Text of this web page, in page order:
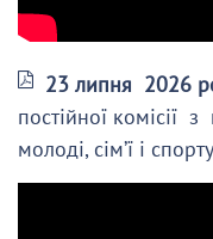
23 липня 2026
постійної комісії з
молоді, сім’ї і